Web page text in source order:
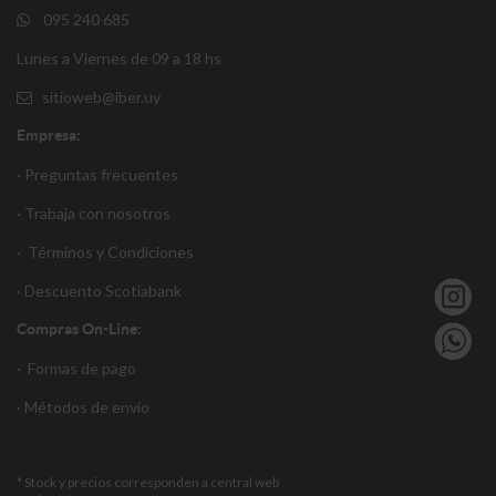
095 240 685
Lunes a Viernes de 09 a 18 hs
sitioweb@iber.uy
Empresa:
· Preguntas frecuentes
· Trabaja con nosotros
· Términos y Condiciones
· Descuento Scotiabank
Compras On-Line:
· Formas de pago
· Métodos de envío
* Stock y precios corresponden a central web